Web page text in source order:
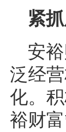
紧
安
泛经
化。
裕财